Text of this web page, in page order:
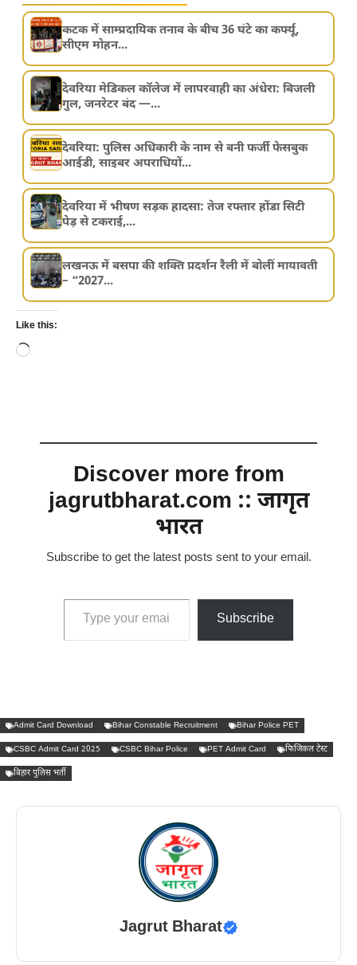
कटक में साम्प्रदायिक तनाव के बीच 36 घंटे का कर्फ्यू,
सीएम मोहन...
देवरिया मेडिकल कॉलेज में लापरवाही का अंधेरा: बिजली
गुल, जनरेटर बंद —...
देवरिया: पुलिस अधिकारी के नाम से बनी फर्जी फेसबुक
आईडी, साइबर अपराधियों...
देवरिया में भीषण सड़क हादसा: तेज रफ्तार होंडा सिटी
पेड़ से टकराई,...
लखनऊ में बसपा की शक्ति प्रदर्शन रैली में बोलीं मायावती
– “2027...
Like this:
Loading…
Discover more from
jagrutbharat.com :: जागृत
भारत
Subscribe to get the latest posts sent to your email.
Type your email…
Subscribe
Admit Card Download Bihar Constable Recruitment Bihar Police PET
CSBC Admit Card 2025 CSBC Bihar Police PET Admit Card फिजिकल टेस्ट
बिहार पुलिस भर्ती
Jagrut Bharat